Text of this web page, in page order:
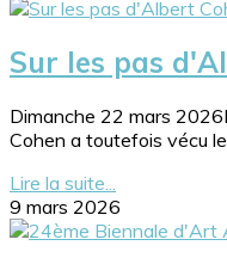
Sur les pas
Dimanche 22 mars
Cohen a toutefois vécu le
Lire la suite...
9 mars 2026